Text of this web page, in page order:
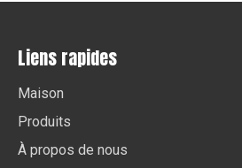
Liens rapides
Maison
Produits
À propos de nous